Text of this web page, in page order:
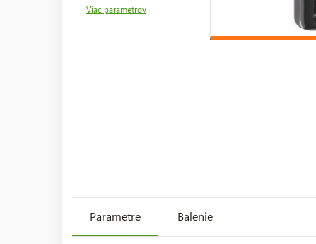
Viac parametrov
Parametre Balenie